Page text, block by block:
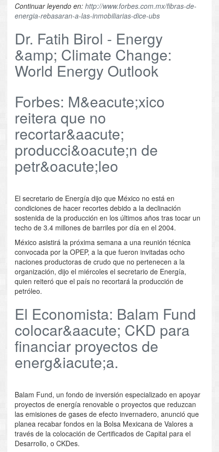
Continuar leyendo en: http://www.forbes.com.mx/fibras-de-
energia-rebasaran-a-las-inmobiliarias-dice-ubs
Dr. Fatih Birol - Energy
&amp; Climate Change:
World Energy Outlook
Forbes: M&eacute;xico
reitera que no
recortar&aacute;
producci&oacute;n de
petr&oacute;leo
El secretario de Energía dijo que México no está en
condiciones de hacer recortes debido a la declinación
sostenida de la producción en los últimos años tras tocar un
techo de 3.4 millones de barriles por día en el 2004.
México asistirá la próxima semana a una reunión técnica
convocada por la OPEP, a la que fueron invitadas ocho
naciones productoras de crudo que no pertenecen a la
organización, dijo el miércoles el secretario de Energía,
quien reiteró que el país no recortará la producción de
petróleo.
El Economista: Balam Fund
colocar&aacute; CKD para
financiar proyectos de
energ&iacute;a.
Balam Fund, un fondo de inversión especializado en apoyar
proyectos de energía renovable o proyectos que reduzcan
las emisiones de gases de efecto invernadero, anunció que
planea recabar fondos en la Bolsa Mexicana de Valores a
través de la colocación de Certificados de Capital para el
Desarrollo, o CKDes.